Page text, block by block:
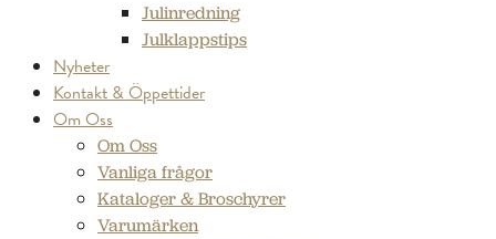
Julinredning
Julklappstips
Nyheter
Kontakt & Öppettider
Om Oss
Om Oss
Vanliga frågor
Kataloger & Broschyrer
Varumärken